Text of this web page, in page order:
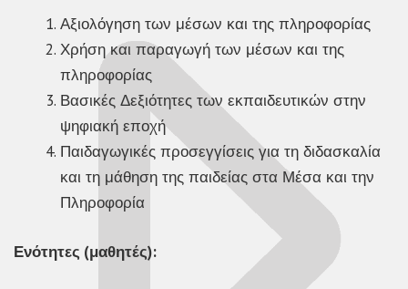
Αξιολόγηση των μέσων και της πληροφορίας
Χρήση και παραγωγή των μέσων και της
πληροφορίας
Βασικές Δεξιότητες των εκπαιδευτικών στην
ψηφιακή εποχή
Παιδαγωγικές προσεγγίσεις για τη διδασκαλία
και τη μάθηση της παιδείας στα Μέσα και την
Πληροφορία
Ενότητες (μαθητές):